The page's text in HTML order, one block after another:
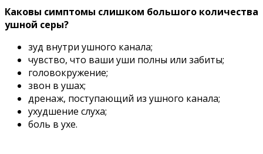
Каковы симптомы слишком большого количества
ушной серы?
зуд внутри ушного канала;
чувство, что ваши уши полны или забиты;
головокружение;
звон в ушах;
дренаж, поступающий из ушного канала;
ухудшение слуха;
боль в ухе.